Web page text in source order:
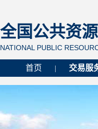
全国公共资
NATIONAL PUBLIC
首页 交易服